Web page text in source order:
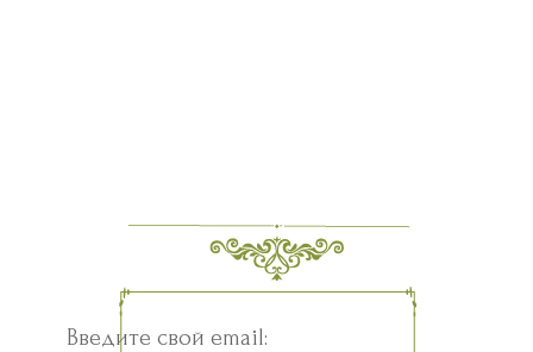
Введите свой email: